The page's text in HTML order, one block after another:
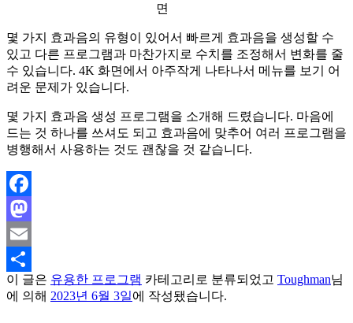
면
몇 가지 효과음의 유형이 있어서 빠르게 효과음을 생성할 수
있고 다른 프로그램과 마찬가지로 수치를 조정해서 변화를 줄
수 있습니다. 4K 화면에서 아주작게 나타나서 메뉴를 보기 어
려운 문제가 있습니다.
몇 가지 효과음 생성 프로그램을 소개해 드렸습니다. 마음에
드는 것 하나를 쓰셔도 되고 효과음에 맞추어 여러 프로그램을
병행해서 사용하는 것도 괜찮을 것 같습니다.
Facebook
Mastodon
Email
Share
이 글은 유용한 프로그램 카테고리로 분류되었고 Toughman님
에 의해 2023년 6월 3일에 작성됐습니다.